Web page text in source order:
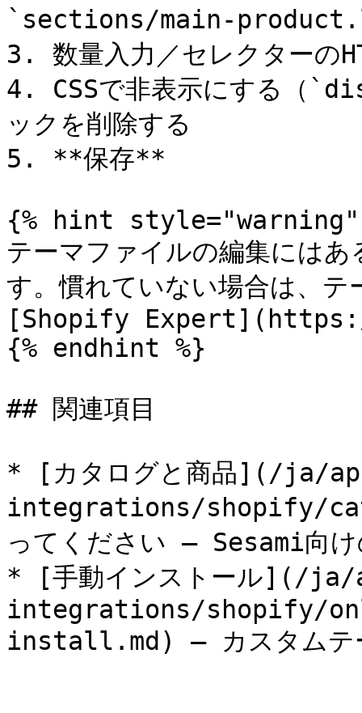
`sections/main-
3. 数量入力／セレクターの
4. CSSで非表示にする（
ックを削除する
5. **保存**
{% hint style="warning"
テーマファイルの編集には
す。慣れていない場合は、テ
[Shopify
{% endhint %}
## 関連項目
* [カタログと商品](/ja/
integrations/shopify/
ってください — Sesami向け
* [手動インストール](/ja/
integrations/shopify/
install.md) — カスタムテ